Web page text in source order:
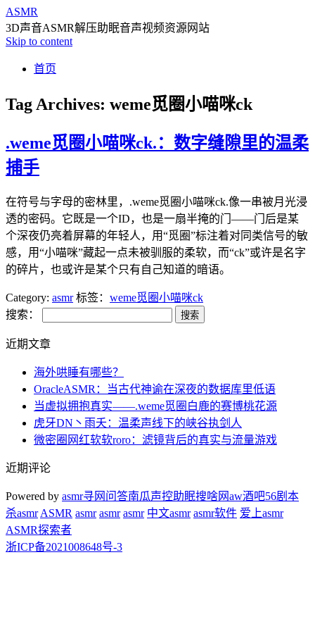
ASMR
3D声音ASMR解压助眠音声视频资源网站
Skip to content
首页
Tag Archives: weme觅圈小喵咪ck
.weme觅圈小喵咪ck.：数字缝隙里的温柔
捕手
在符号与字母的密林里，.weme觅圈小喵咪ck.像一串被月光浸
透的密码。它既是一个ID，也是一扇半掩的门——门后是某
个深夜仍亮着屏幕的年轻人，用“觅圈”标注着对同类信号的敏
感，用“小喵咪”藏起一点未被驯服的柔软，而“ck”或许是名字
的碎片，也或许是某个只有自己知道的暗语。
Category: asmr 标签： weme觅圈小喵咪ck
搜索：
近期文章
海外哄睡有哪些？
OracleASMR：当古代神谕在深夜的数据库里低语
当虚拟拥抱真实——.weme觅圈白鹿的赛博桃花源
虎牙DN丶雨夭：温柔声线下的峡谷执剑人
微密圈网红软软roro：滤镜背后的真实与流量游戏
近期评论
Powered by asmr寻网问答南瓜声控助眠搜啥网aw酒吧56剧本
杀asmr ASMR asmr asmr asmr 中文asmr asmr软件 爱上asmr
ASMR探索者
浙ICP备2021008648号-3